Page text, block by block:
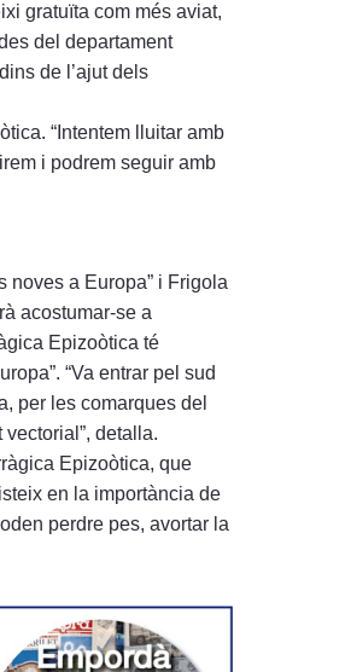
gratuïta com més aviat,
del departament
de l’ajut dels
“Intentem lluitar amb
i podrem seguir amb
noves a Europa” i Frigola
acostumar-se a
Epizoòtica té
“Va entrar pel sud
per les comarques del
detalla.
Epizoòtica, que
en la importància de
perdre pes, avortar la